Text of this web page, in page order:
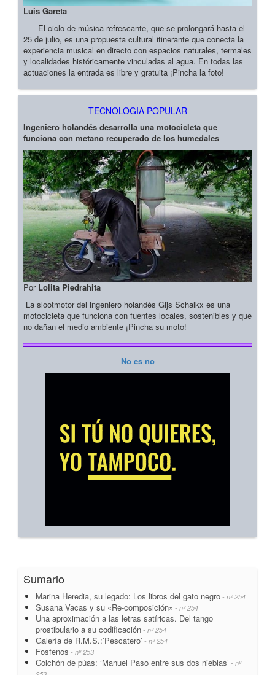
Luis Gareta
El ciclo de música refrescante, que se prolongará hasta el
25 de julio, es una propuesta cultural itinerante que conecta la
experiencia musical en directo con espacios naturales, termales
y localidades históricamente vinculadas al agua. En todas las
actuaciones la entrada es libre y gratuita ¡Pincha la foto!
TECNOLOGIA POPULAR
Ingeniero holandés desarrolla una motocicleta que
funciona con metano recuperado de los humedales
Por Lolita Piedrahita
La slootmotor del ingeniero holandés Gijs Schalkx es una
motocicleta que funciona con fuentes locales, sostenibles y que
no dañan el medio ambiente ¡Pincha su moto!
No es no
Sumario
Marina Heredia, su legado: Los libros del gato negro - nº 254
Susana Vacas y su «Re-composición» - nº 254
Una aproximación a las letras satíricas. Del tango
prostibulario a su codificación - nº 254
Galería de R.M.S.:’Pescatero’ - nº 254
Fosfenos - nº 253
Colchón de púas: ‘Manuel Paso entre sus dos nieblas’ - nº